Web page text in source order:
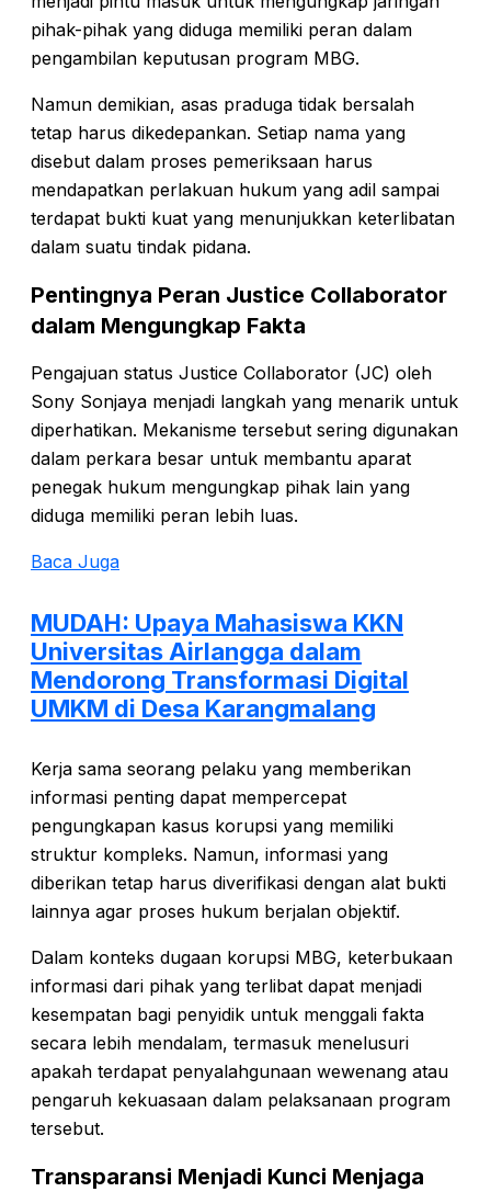
pihak-pihak yang diduga memiliki peran dalam
pengambilan keputusan program MBG.
Namun demikian, asas praduga tidak bersalah
tetap harus dikedepankan. Setiap nama yang
disebut dalam proses pemeriksaan harus
mendapatkan perlakuan hukum yang adil sampai
terdapat bukti kuat yang menunjukkan keterlibatan
dalam suatu tindak pidana.
Pentingnya Peran Justice Collaborator
dalam Mengungkap Fakta
Pengajuan status Justice Collaborator (JC) oleh
Sony Sonjaya menjadi langkah yang menarik untuk
diperhatikan. Mekanisme tersebut sering digunakan
dalam perkara besar untuk membantu aparat
penegak hukum mengungkap pihak lain yang
diduga memiliki peran lebih luas.
Baca Juga
MUDAH: Upaya Mahasiswa KKN
Universitas Airlangga dalam
Mendorong Transformasi Digital
UMKM di Desa Karangmalang
Kerja sama seorang pelaku yang memberikan
informasi penting dapat mempercepat
pengungkapan kasus korupsi yang memiliki
struktur kompleks. Namun, informasi yang
diberikan tetap harus diverifikasi dengan alat bukti
lainnya agar proses hukum berjalan objektif.
Dalam konteks dugaan korupsi MBG, keterbukaan
informasi dari pihak yang terlibat dapat menjadi
kesempatan bagi penyidik untuk menggali fakta
secara lebih mendalam, termasuk menelusuri
apakah terdapat penyalahgunaan wewenang atau
pengaruh kekuasaan dalam pelaksanaan program
tersebut.
Transparansi Menjadi Kunci Menjaga